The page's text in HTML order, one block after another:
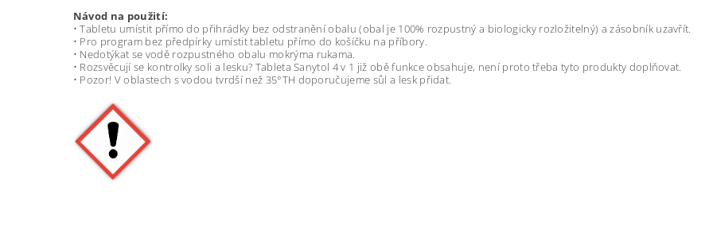
Návod na použití:
• Tabletu umístit přímo do přihrádky bez odstranění obalu (obal je 100% rozpustný a biologicky rozložitelný) a zásobník uzavřít.
• Pro program bez předpírky umístit tabletu přímo do košíčku na příbory.
• Nedotýkat se vodě rozpustného obalu mokrýma rukama.
• Rozsvěcují se kontrolky soli a lesku? Tableta Sanytol 4 v 1 již obě funkce obsahuje, není proto třeba tyto produkty doplňovat.
• Pozor! V oblastech s vodou tvrdší než 35°TH doporučujeme sůl a lesk přidat.